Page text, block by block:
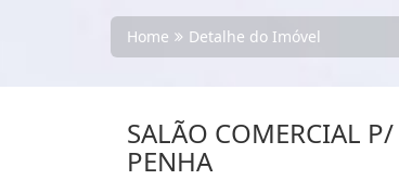
Home Detalhe do Imóvel
SALÃO COMERCIAL
PENHA